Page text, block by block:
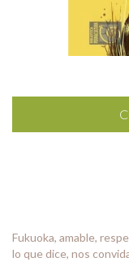
Fukuoka, amable,
lo que dice, nos